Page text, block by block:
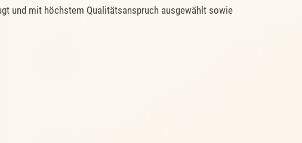
und mit höchstem Qualitätsanspruch ausgewählt sowie